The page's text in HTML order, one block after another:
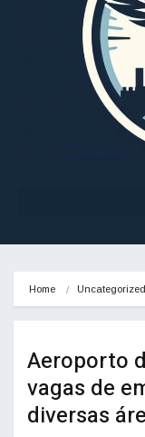
Home Uncategorized
Aeroporto
vagas de
diversas